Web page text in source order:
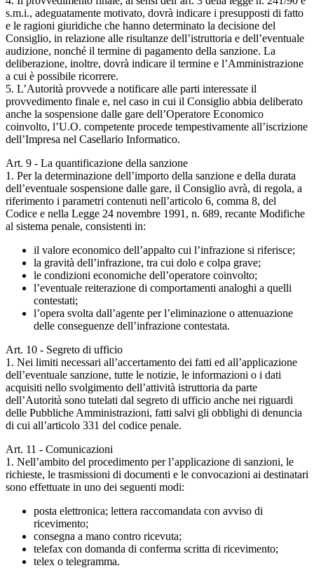
s.m.i., adeguatamente motivato, dovrà indicare i presupposti di fatto
e le ragioni giuridiche che hanno determinato la decisione del
Consiglio, in relazione alle risultanze dell’istruttoria e dell’eventuale
audizione, nonché il termine di pagamento della sanzione. La
deliberazione, inoltre, dovrà indicare il termine e l’Amministrazione
a cui è possibile ricorrere.
5. L’Autorità provvede a notificare alle parti interessate il
provvedimento finale e, nel caso in cui il Consiglio abbia deliberato
anche la sospensione dalle gare dell’Operatore Economico
coinvolto, l’U.O. competente procede tempestivamente all’iscrizione
dell’Impresa nel Casellario Informatico.
Art. 9 - La quantificazione della sanzione
1. Per la determinazione dell’importo della sanzione e della durata
dell’eventuale sospensione dalle gare, il Consiglio avrà, di regola, a
riferimento i parametri contenuti nell’articolo 6, comma 8, del
Codice e nella Legge 24 novembre 1991, n. 689, recante Modifiche
al sistema penale, consistenti in:
il valore economico dell’appalto cui l’infrazione si riferisce;
la gravità dell’infrazione, tra cui dolo e colpa grave;
le condizioni economiche dell’operatore coinvolto;
l’eventuale reiterazione di comportamenti analoghi a quelli
contestati;
l’opera svolta dall’agente per l’eliminazione o attenuazione
delle conseguenze dell’infrazione contestata.
Art. 10 - Segreto di ufficio
1. Nei limiti necessari all’accertamento dei fatti ed all’applicazione
dell’eventuale sanzione, tutte le notizie, le informazioni o i dati
acquisiti nello svolgimento dell’attività istruttoria da parte
dell’Autorità sono tutelati dal segreto di ufficio anche nei riguardi
delle Pubbliche Amministrazioni, fatti salvi gli obblighi di denuncia
di cui all’articolo 331 del codice penale.
Art. 11 - Comunicazioni
1. Nell’ambito del procedimento per l’applicazione di sanzioni, le
richieste, le trasmissioni di documenti e le convocazioni ai destinatari
sono effettuate in uno dei seguenti modi:
posta elettronica; lettera raccomandata con avviso di
ricevimento;
consegna a mano contro ricevuta;
telefax con domanda di conferma scritta di ricevimento;
telex o telegramma.